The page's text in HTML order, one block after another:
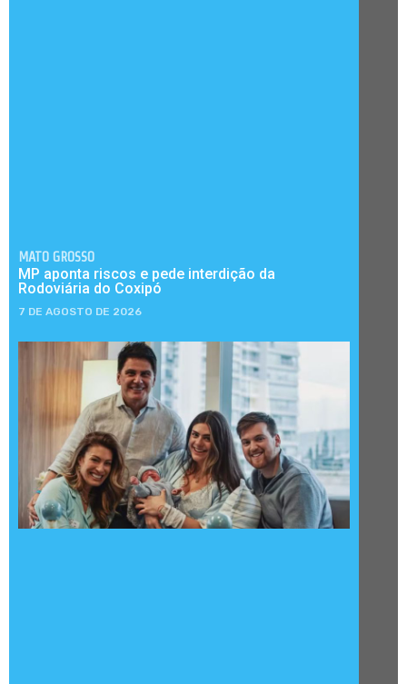
MATO GROSSO
MP aponta riscos e pede interdição da
Rodoviária do Coxipó
7 DE AGOSTO DE 2026